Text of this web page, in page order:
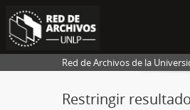
Red de Archivos de la
Restringir